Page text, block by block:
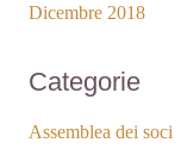
Dicembre 2018
Categorie
Assemblea dei soci